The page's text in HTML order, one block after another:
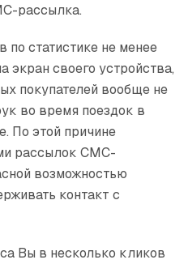
рассылка.
по статистике не менее
экран своего устройства,
покупателей вообще не
во время поездок в
По этой причине
рассылок СМС-
возможностью
контакт с
Вы в несколько кликов